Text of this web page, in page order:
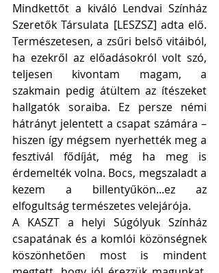
Mindkettőt a kiváló Lendvai Színház
Szeretők Társulata [LESZSZ] adta elő.
Természetesen, a zsűri belső vitáiból,
ha ezekről az előadásokról volt szó,
teljesen kivontam magam, a
szakmain pedig átültem az ítészeket
hallgatók soraiba. Ez persze némi
hátrányt jelentett a csapat számára –
hiszen így mégsem nyerhették meg a
fesztivál fődíját, még ha meg is
érdemelték volna. Bocs, megszaladt a
kezem a billentyűkön...ez az
elfogultság természetes velejárója.
A KASZT a helyi Súgólyuk Színház
csapatának és a komlói közönségnek
köszönhetően most is mindent